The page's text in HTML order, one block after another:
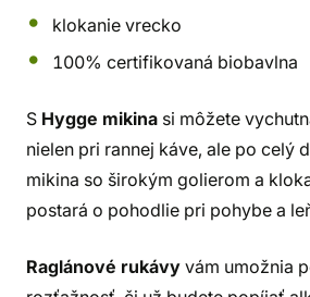
klokanie vrecko
100% certifikovaná biobavlna
S Hygge mikina si môžete
nielen pri rannej káve, ale po celý
mikina so širokým golierom a
postará o pohodlie pri pohybe a
Raglánové rukávy vám umožnia